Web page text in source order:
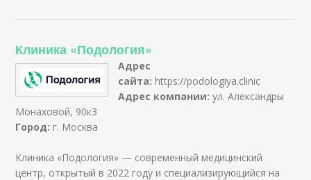
Клиника «Подология»
Адрес
сайта: https://podologiya.clinic
Адрес компании:ул. Александры
Монаховой, 90к3
Город: г. Москва
Клиника «Подология» — современный медицинский
центр, открытый в 2022 году и специализирующийся на